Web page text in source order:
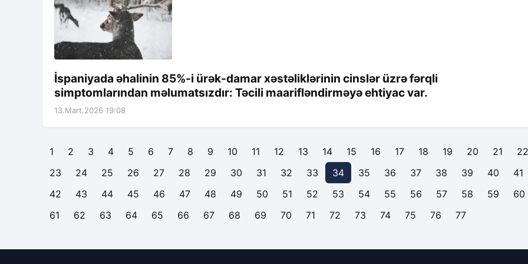
İspaniyada əhalinin 85%-i ürək-damar xəstəliklərinin cinslər üzrə fərqli
simptomlarından məlumatsızdır: Təcili maarifləndirməyə ehtiyac var.
13.Mart.2026 19:08
1 2 3 4 5 6 7 8 9 10 11 12 13 14 15 16 17 18 19 20 21
22
23
24 25 26 27 28 29 30 31 32 33 34 35 36 37 38 39 40
41
42
43 44 45 46 47 48 49 50 51 52 53 54 55 56 57 58 59
60
61
62 63 64 65 66 67 68 69 70 71 72 73 74 75 76 77